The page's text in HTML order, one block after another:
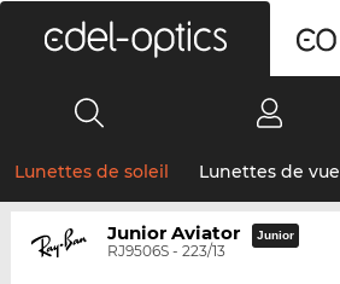
Lunettes de soleil Lunettes de vue
Junior Aviator
RJ9506S - 223/13
Junior